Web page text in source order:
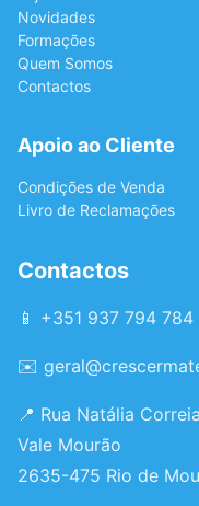
Novidades
Formações
Quem Somos
Contactos
Apoio ao Cliente
Condições de Venda
Livro de Reclamações
Contactos
📱 +351 937 794 784
✉️
📍 Rua Natália
Vale Mourão
2635-475 Rio de